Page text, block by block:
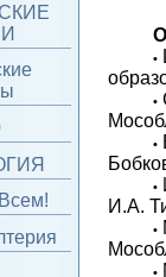
•
•
•
•
И.А.
•
•